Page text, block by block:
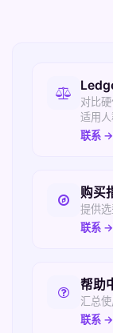
相关
对比
适用人
联系 →
购买
提供选
联系 →
帮助
汇总
联系 →